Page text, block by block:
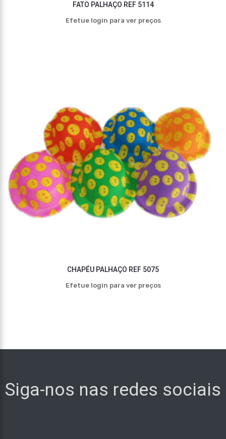
FATO PALHAÇO REF 5114
Efetue login para ver preços
CHAPÉU PALHAÇO REF 5075
Efetue login para ver preços
Siga-nos nas redes sociais